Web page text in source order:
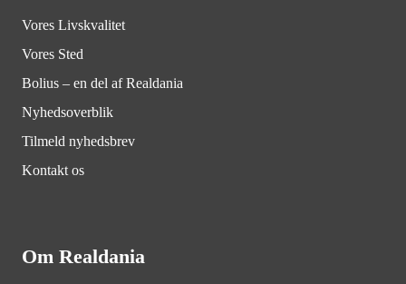
Vores Livskvalitet
Vores Sted
Bolius – en del af Realdania
Nyhedsoverblik
Tilmeld nyhedsbrev
Kontakt os
Om Realdania